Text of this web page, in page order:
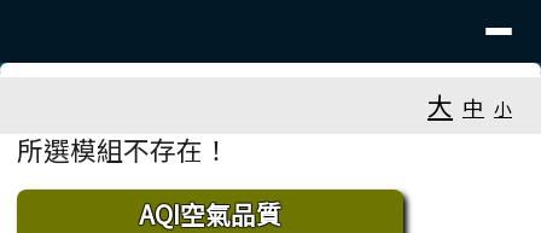
⏸
大 中 小
主內容區域
所選模組不存在！
下中區域內容AQI空氣品質
頁尾區域